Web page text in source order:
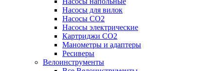
Насосы для вилок
Насосы CO2
Насосы электрические
Картриджи CO2
Манометры и адаптеры
Ресиверы
Велоинструменты